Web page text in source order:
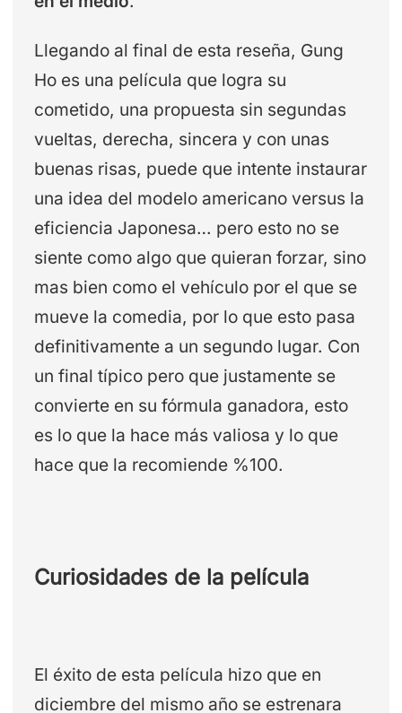
Llegando al final de esta reseña, Gung
Ho es una película que logra su
cometido, una propuesta sin segundas
vueltas, derecha, sincera y con unas
buenas risas, puede que intente instaurar
una idea del modelo americano versus la
eficiencia Japonesa… pero esto no se
siente como algo que quieran forzar, sino
mas bien como el vehículo por el que se
mueve la comedia, por lo que esto pasa
definitivamente a un segundo lugar. Con
un final típico pero que justamente se
convierte en su fórmula ganadora, esto
es lo que la hace más valiosa y lo que
hace que la recomiende %100.
Curiosidades de la película
El éxito de esta película hizo que en
diciembre del mismo año se estrenara